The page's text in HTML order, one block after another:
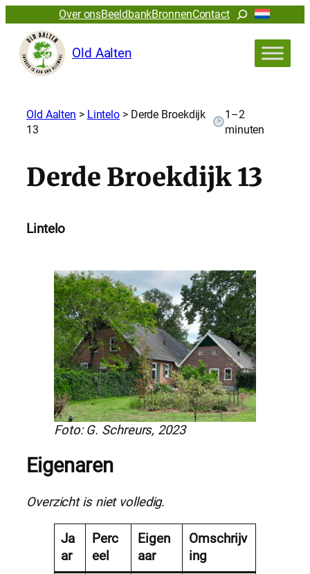
Over onsBeeldbankBronnenContactZoeken
Old Aalten
Old Aalten > Lintelo > Derde Broekdijk
13
1–2
minuten
Derde Broekdijk 13
Lintelo
Foto: G. Schreurs, 2023
Eigenaren
Overzicht is niet volledig.
Ja
ar
Perc
eel
Eigen
aar
Omschrijv
ing